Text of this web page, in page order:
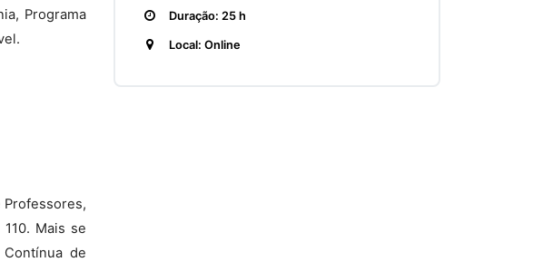
Programa
Professores,
Mais se
de
Duração: 25 h
Local: Online